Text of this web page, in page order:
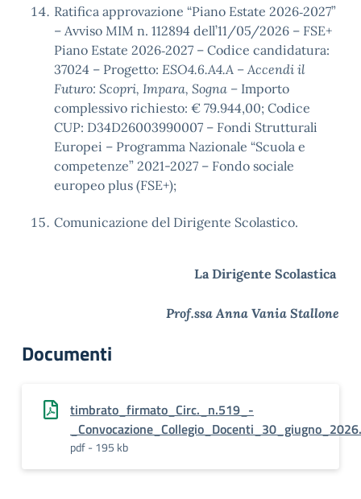
Ratifica approvazione “Piano Estate 2026‑2027”
– Avviso MIM n. 112894 dell’11/05/2026 – FSE+
Piano Estate 2026‑2027 – Codice candidatura:
37024 – Progetto: ESO4.6.A4.A – Accendi il
Futuro: Scopri, Impara, Sogna – Importo
complessivo richiesto: € 79.944,00; Codice
CUP: D34D26003990007 – Fondi Strutturali
Europei – Programma Nazionale “Scuola e
competenze” 2021-2027 – Fondo sociale
europeo plus (FSE+);
Comunicazione del Dirigente Scolastico.
La Dirigente Scolastica
Prof.ssa Anna Vania Stallone
Documenti
timbrato_firmato_Circ._n.519_-
pdf - 195 kb